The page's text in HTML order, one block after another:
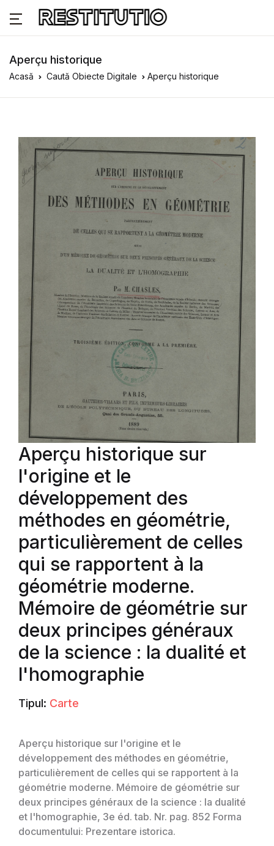
Aperçu historique
Acasă Caută Obiecte Digitale Aperçu historique
Aperçu historique sur
l'origine et le
développement des
méthodes en géométrie,
particulièrement de celles
qui se rapportent à la
géométrie moderne.
Mémoire de géométrie sur
deux principes généraux
de la science : la dualité et
l'homographie
Tipul: Carte
Aperçu historique sur l'origine et le
développement des méthodes en géométrie,
particulièrement de celles qui se rapportent à la
géométrie moderne. Mémoire de géométrie sur
deux principes généraux de la science : la dualité
et l'homographie, 3e éd. tab. Nr. pag. 852 Forma
documentului: Prezentare istorica.